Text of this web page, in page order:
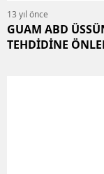
13 yıl önce
GUAM ABD
TEHDİDİNE